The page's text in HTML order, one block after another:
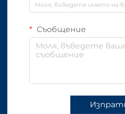
Съобщение